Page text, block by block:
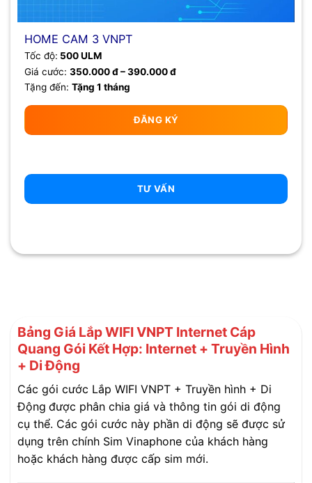
HOME CAM 3 VNPT
Tốc độ: 500 ULM
Giá cước: 350.000 đ – 390.000 đ
Tặng đến: Tặng 1 tháng
ĐĂNG KÝ
TƯ VẤN
Bảng Giá Lắp WIFI VNPT Internet Cáp
Quang Gói Kết Hợp: Internet + Truyền Hình
+ Di Động
Các gói cước Lắp WIFI VNPT + Truyền hình + Di
Động được phân chia giá và thông tin gói di động
cụ thể. Các gói cước này phần di động sẽ được sử
dụng trên chính Sim Vinaphone của khách hàng
hoặc khách hàng được cấp sim mới.